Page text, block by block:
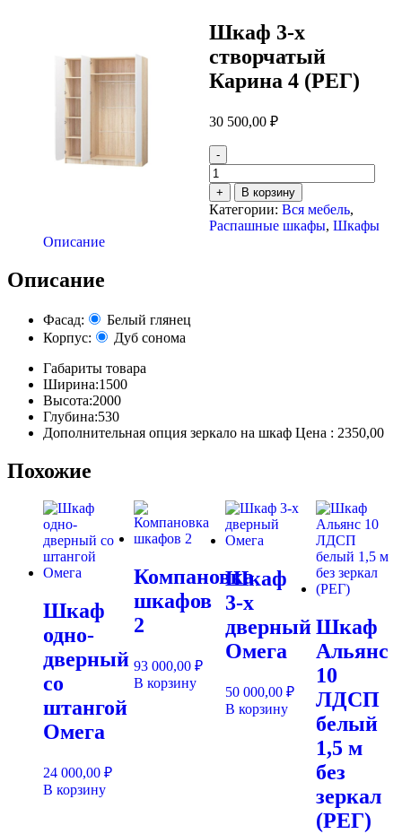
Шкаф 3-х
створчатый
Карина 4 (РЕГ)
30 500,00 ₽
-
Количество
товара
Шкаф
3-
х
+ В корзину
Категории: Вся мебель,
Распашные шкафы, Шкафы
Описание
Описание
Фасад:
Белый глянец
Корпус:
Дуб сонома
Габариты товара
Ширина:1500
Высота:2000
Глубина:530
Дополнительная опция зеркало на шкаф Цена : 2350,00
Похожие
Шкаф
одно-
дверный
со
штангой
Омега
24 000,00 ₽
В корзину
Компановка
шкафов
2
93 000,00₽
В корзину
Шкаф
3-х
дверный
Омега
50 000,00 ₽
В корзину
Шкаф
Альянс
10
ЛДСП
белый
1,5 м
без
зеркал
(РЕГ)